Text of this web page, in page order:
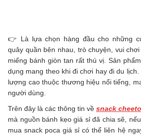
👉 Là lựa chọn hàng đầu cho những
quây quần bên nhau, trò chuyện, vui
miếng bánh giòn tan rất thú vị. Sản
dụng mang theo khi đi chơi hay đi du
lượng cao thuộc thương hiệu nổi tiếng,
người dùng.
Trên đây là các thông tin về snack
mà nguồn bánh kẹo giá sỉ đã chia sẽ,
mua snack poca giá sỉ có thể liên hệ